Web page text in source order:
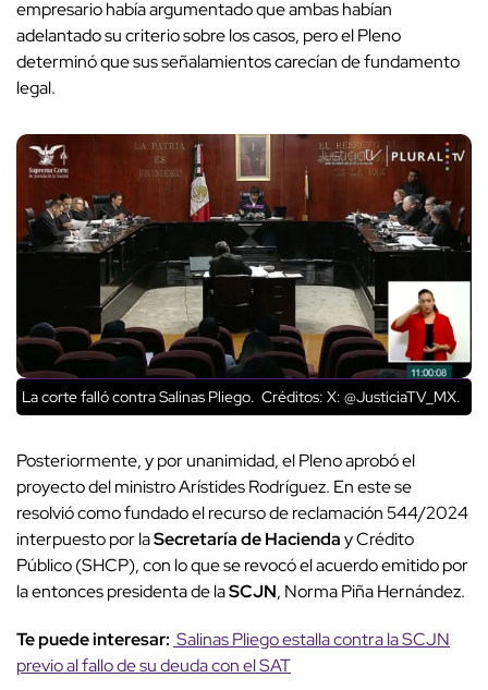
empresario había argumentado que ambas habían
adelantado su criterio sobre los casos, pero el Pleno
determinó que sus señalamientos carecían de fundamento
legal.
La corte falló contra Salinas Pliego. Créditos: X: @JusticiaTV_MX.
Posteriormente, y por unanimidad, el Pleno aprobó el
proyecto del ministro Arístides Rodríguez. En este se
resolvió como fundado el recurso de reclamación 544/2024
interpuesto por laSecretaría de Hacienday Crédito
Público (SHCP), con lo que se revocó el acuerdo emitido por
la entonces presidenta de laSCJN, Norma Piña Hernández.
Te puede interesar: Salinas Pliego estalla contra la SCJN
previo al fallo de su deuda con el SAT